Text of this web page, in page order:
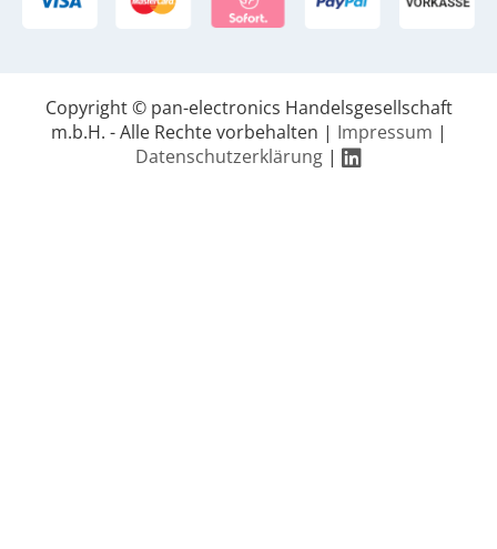
Copyright © pan-electronics Handelsgesellschaft
m.b.H. - Alle Rechte vorbehalten |
Impressum
Datenschutzerklärung